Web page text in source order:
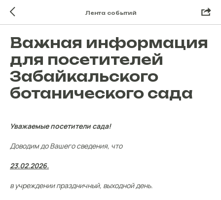
Лента событий
Важная информация
для посетителей
Забайкальского
ботанического сада
Уважаемые посетители сада!
Доводим до Вашего сведения, что
23.02.2026.
в учреждении праздничный, выходной день.